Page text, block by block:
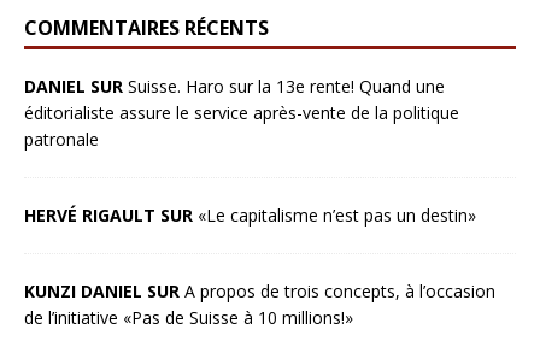
COMMENTAIRES RÉCENTS
DANIEL SUR Suisse. Haro sur la 13e rente! Quand une
éditorialiste assure le service après-vente de la politique
patronale
HERVÉ RIGAULT SUR «Le capitalisme n’est pas un destin»
KUNZI DANIEL SUR A propos de trois concepts, à l’occasion
de l’initiative «Pas de Suisse à 10 millions!»